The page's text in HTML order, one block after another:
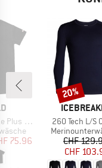
T-Shirt
Preis
75.96
MARKE
Artikel
260 Tech L/S
CHF
CHF
Rabatt
20%